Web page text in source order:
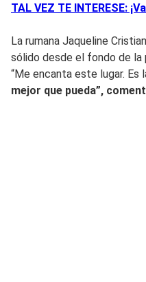
TAL VEZ TE INTERESE:
La rumana Jaqueline
sólido desde el fondo de la
“Me encanta este lugar.
mejor que pueda”,